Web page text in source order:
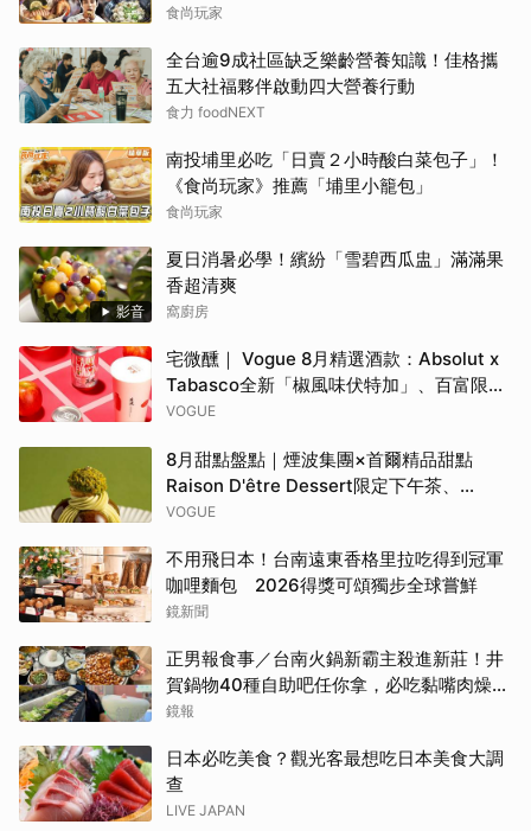
食尚玩家
全台逾9成社區缺乏樂齡營養知識！佳格攜
五大社福夥伴啟動四大營養行動
食力 foodNEXT
南投埔里必吃「日賣２小時酸白菜包子」！
《食尚玩家》推薦「埔里小籠包」
食尚玩家
影音
夏日消暑必學！繽紛「雪碧西瓜盅」滿滿果
香超清爽
窩廚房
宅微醺｜ Vogue 8月精選酒款：Absolut x
Tabasco全新「椒風味伏特加」、百富限定
「花時心藝限量禮盒」、WAT x 萬波「紅蘋
VOGUE
8月甜點盤點｜煙波集團×首爾精品甜點
Raison D'être Dessert限定下午茶、
Gelato pique cafe辻利茶舗聯名可麗餅、
VOGUE
不用飛日本！台南遠東香格里拉吃得到冠軍
咖哩麵包 2026得獎可頌獨步全球嘗鮮
鏡新聞
正男報食事／台南火鍋新霸主殺進新莊！井
賀鍋物40種自助吧任你拿，必吃黏嘴肉燥
飯、現做棉花糖
鏡報
日本必吃美食？觀光客最想吃日本美食大調
查
LIVE JAPAN